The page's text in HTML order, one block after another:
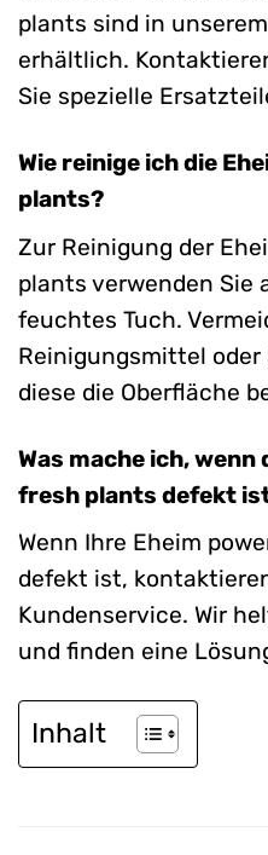
plants sind in
erhältlich.
Sie spezielle
Wie reinige ich die
plants?
Zur Reinigung der
plants verwenden Sie
feuchtes Tuch.
Reinigungsmittel
diese die Oberfläche
Was mache ich, wenn
fresh plants defekt
Wenn Ihre Eheim
defekt ist,
Kundenservice. Wir
und finden eine
Inhalt